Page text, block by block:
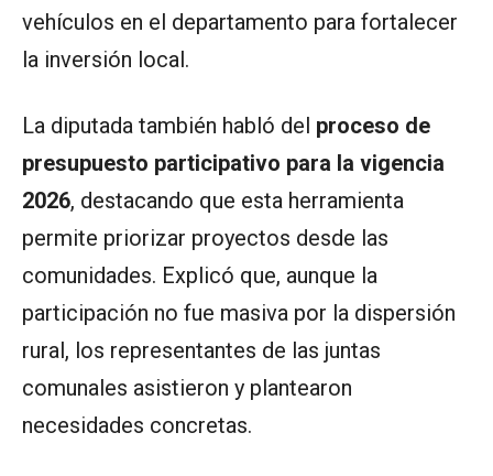
vehículos en el departamento para fortalecer
la inversión local.
La diputada también habló del proceso de
presupuesto participativo para la vigencia
2026, destacando que esta herramienta
permite priorizar proyectos desde las
comunidades. Explicó que, aunque la
participación no fue masiva por la dispersión
rural, los representantes de las juntas
comunales asistieron y plantearon
necesidades concretas.